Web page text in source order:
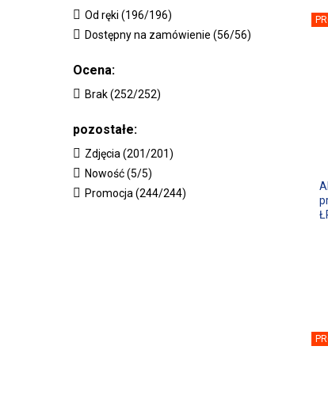
Od ręki (196/196)
Dostępny na zamówienie (56/56)
Ocena:
Brak (252/252)
pozostałe:
Zdjęcia (201/201)
Nowość (5/5)
Promocja (244/244)